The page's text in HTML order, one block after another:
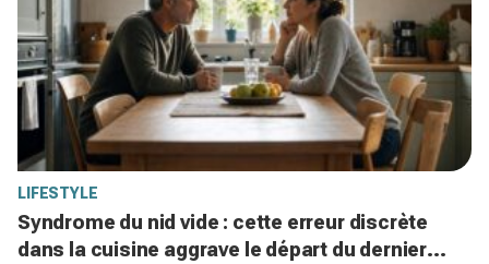
LIFESTYLE
Syndrome du nid vide : cette erreur discrète
dans la cuisine aggrave le départ du dernier